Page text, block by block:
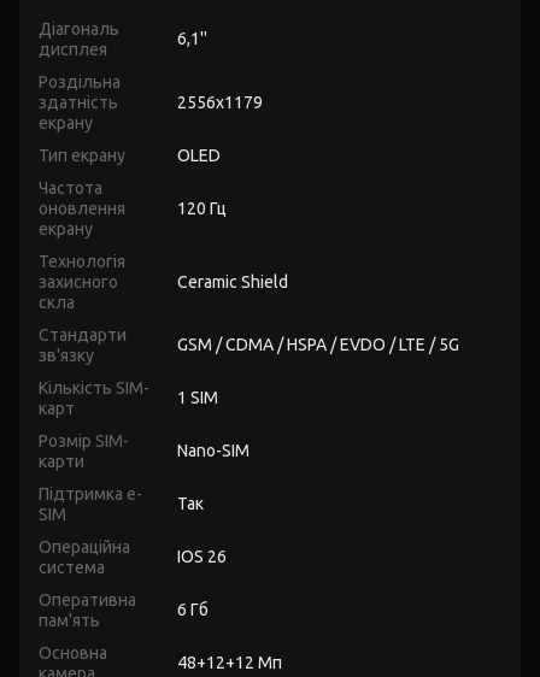
Діагональ
дисплея
6,1''
Роздільна
здатність
екрану
2556x1179
Тип екрану
OLED
Частота
оновлення
екрану
120 Гц
Технологія
захисного
скла
Ceramic Shield
Стандарти
зв'язку
GSM / CDMA / HSPA / EVDO / LTE / 5G
Кількість SIM-
карт
1 SIM
Розмір SIM-
карти
Nano-SIM
Підтримка e-
SIM
Так
Операційна
система
IOS 26
Оперативна
пам'ять
6 Гб
Основна
камера
48+12+12 Мп